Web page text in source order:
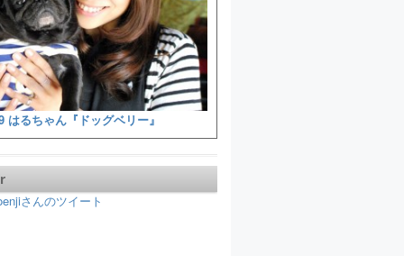
はるちゃん『ドッグベリー』
さんのツイート